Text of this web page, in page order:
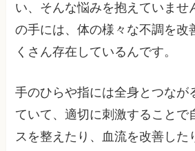
い、そんな悩みを抱えていませ
の手には、体の様々な不調を改
くさん存在しているんです。
手のひらや指には全身とつなが
ていて、適切に刺激することで
スを整えたり、血流を改善した